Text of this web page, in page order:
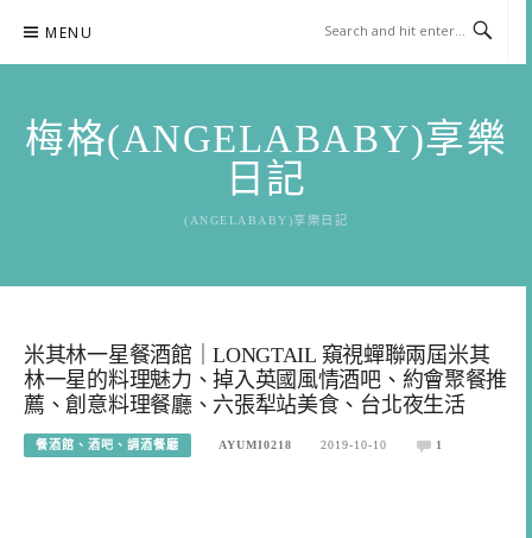
content
MENU
梅格(ANGELABABY)享樂
日記
(ANGELABABY)享樂日記
米其林一星餐酒館｜LONGTAIL 窺視蟬聯兩屆米其
林一星的料理魅力、掉入英國風情酒吧、約會聚餐推
薦、創意料理餐廳、六張犁站美食、台北夜生活
餐酒館、酒吧、調酒餐廳 AYUMI0218 2019-10-10 1